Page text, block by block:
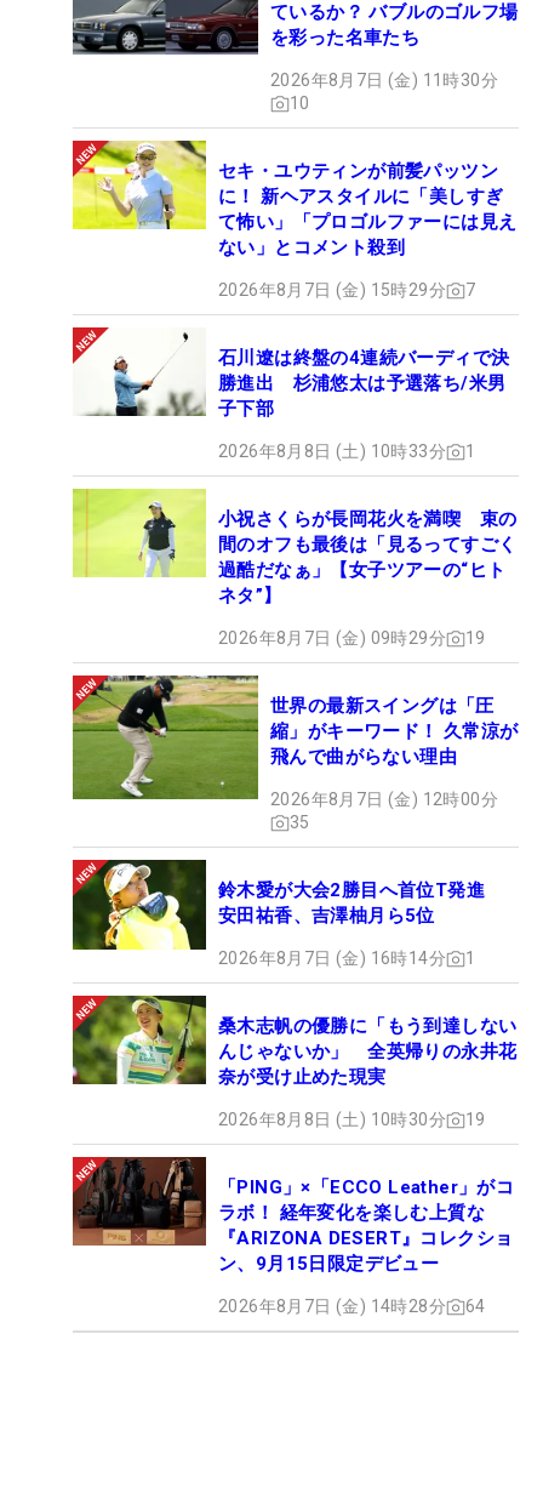
ているか？ バブルのゴルフ場
を彩った名車たち
2026年8月7日 (金) 11時30分
10
セキ・ユウティンが前髪パッツン
に！ 新ヘアスタイルに「美しすぎ
て怖い」「プロゴルファーには見え
ない」とコメント殺到
2026年8月7日 (金) 15時29分 7
石川遼は終盤の4連続バーディで決
勝進出 杉浦悠太は予選落ち/米男
子下部
2026年8月8日 (土) 10時33分 1
小祝さくらが長岡花火を満喫 束の
間のオフも最後は「見るってすごく
過酷だなぁ」【女子ツアーの“ヒト
ネタ”】
2026年8月7日 (金) 09時29分 19
世界の最新スイングは「圧
縮」がキーワード！ 久常涼が
飛んで曲がらない理由
2026年8月7日 (金) 12時00分
35
鈴木愛が大会2勝目へ首位T発進
安田祐香、吉澤柚月ら5位
2026年8月7日 (金) 16時14分 1
桑木志帆の優勝に「もう到達しない
んじゃないか」 全英帰りの永井花
奈が受け止めた現実
2026年8月8日 (土) 10時30分 19
「PING」×「ECCO Leather」がコ
ラボ！ 経年変化を楽しむ上質な
『ARIZONA DESERT』コレクショ
ン、9月15日限定デビュー
2026年8月7日 (金) 14時28分 64